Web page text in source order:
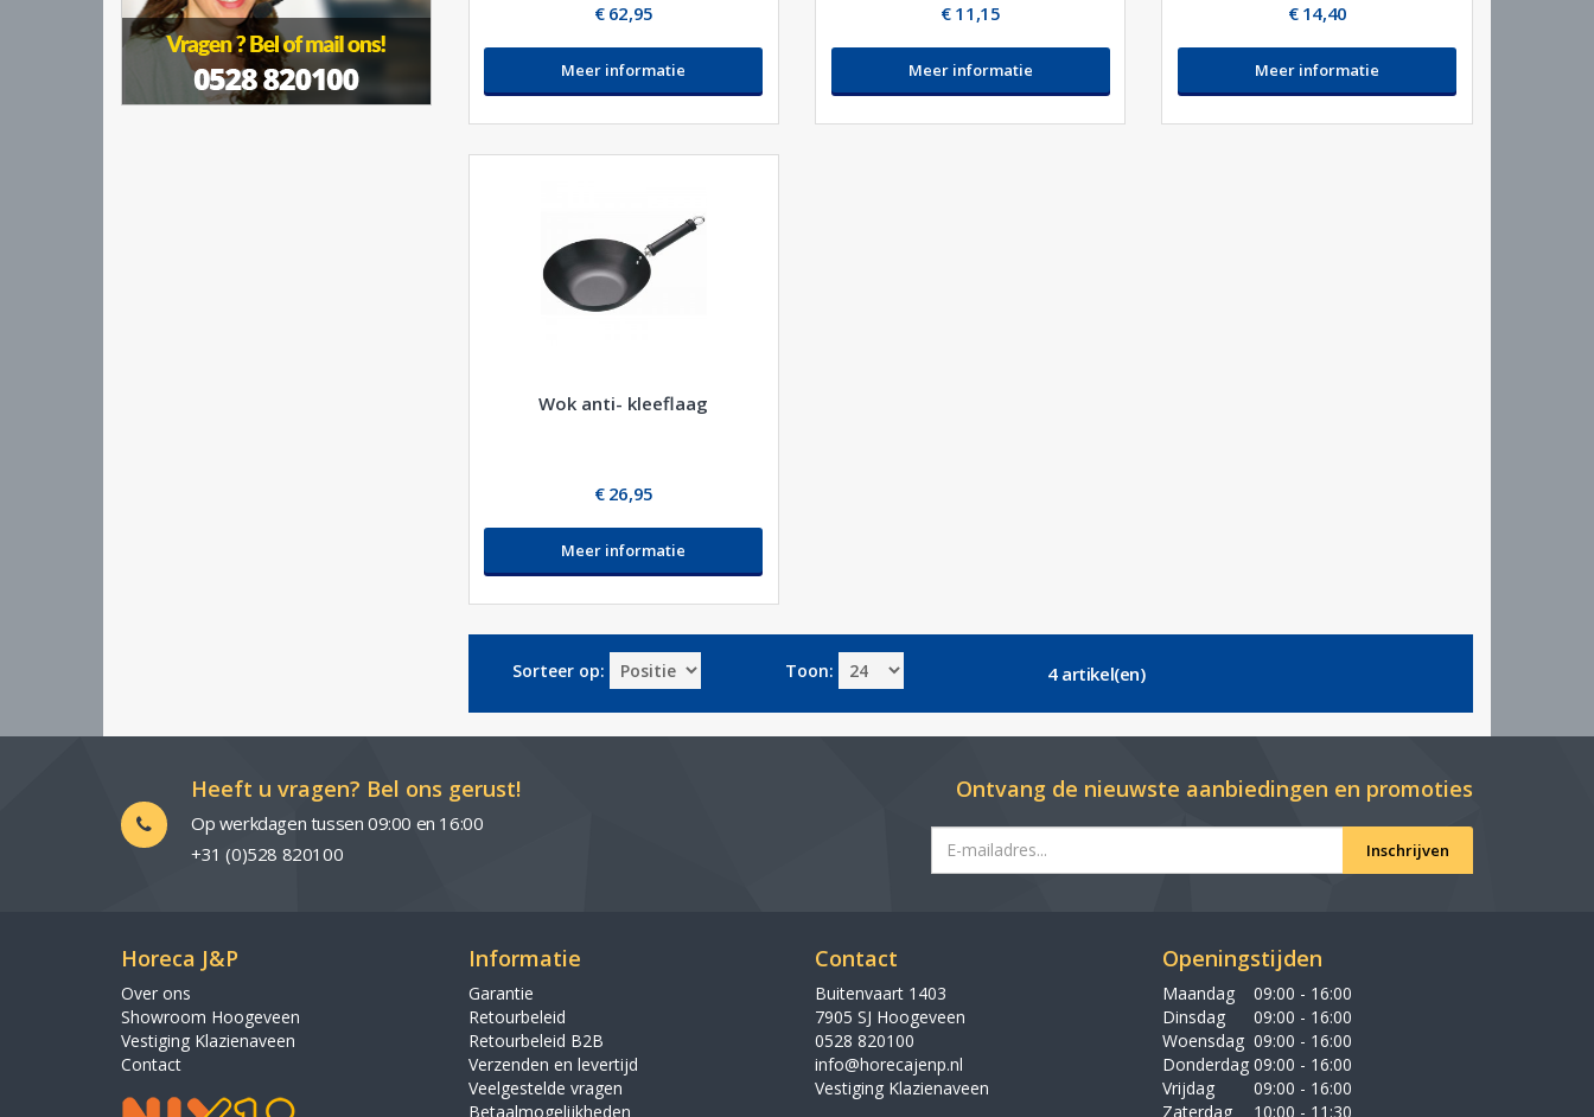
€ 62,95
Meer informatie
€ 11,15
Meer informatie
€ 14,40
Meer informatie
Wok anti- kleeflaag
€ 26,95
Meer informatie
Sorteer op: Toon: 4 artikel(en)
Heeft u vragen? Bel ons gerust!
Op werkdagen tussen 09:00 en 16:00
+31 (0)528 820100
Ontvang de nieuwste aanbiedingen en promoties
Inschrijven
Horeca J&P
Over ons
Showroom Hoogeveen
Vestiging Klazienaveen
Contact
Informatie
Garantie
Retourbeleid
Retourbeleid B2B
Verzenden en levertijd
Veelgestelde vragen
Betaalmogelijkheden
Contact
Buitenvaart 1403
7905 SJ Hoogeveen
0528 820100
info@horecajenp.nl
Vestiging Klazienaveen
Openingstijden
Maandag
09:00 - 16:00
Dinsdag
09:00 - 16:00
Woensdag 09:00 - 16:00
Donderdag09:00 - 16:00
Vrijdag
09:00 - 16:00
Zaterdag
10:00 - 11:30